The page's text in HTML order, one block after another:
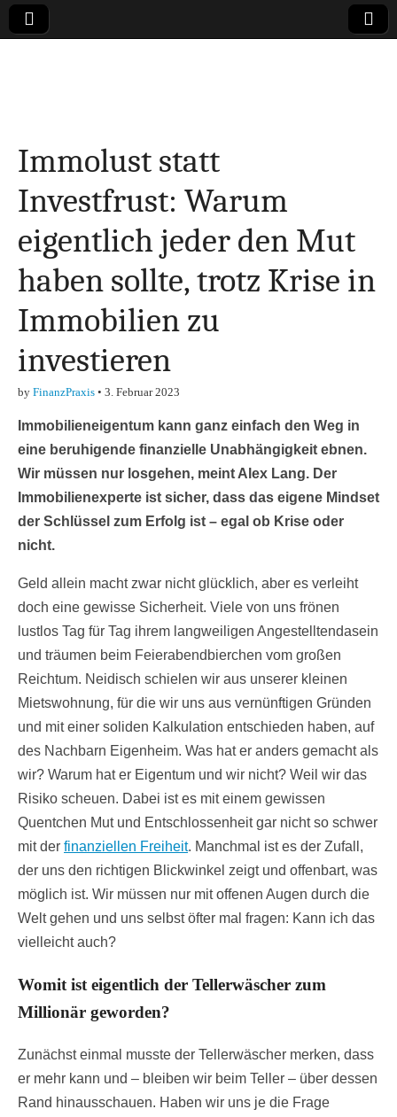
Finanzen,
Marketing-, Vertrieb-
& Investment-Tipps
Immolust statt
Investfrust: Warum
eigentlich jeder den Mut
haben sollte, trotz Krise in
Immobilien zu
investieren
by FinanzPraxis • 3. Februar 2023
Immobilieneigentum kann ganz einfach den Weg in
eine beruhigende finanzielle Unabhängigkeit ebnen.
Wir müssen nur losgehen, meint Alex Lang. Der
Immobilienexperte ist sicher, dass das eigene Mindset
der Schlüssel zum Erfolg ist – egal ob Krise oder
nicht.
Geld allein macht zwar nicht glücklich, aber es verleiht
doch eine gewisse Sicherheit. Viele von uns frönen
lustlos Tag für Tag ihrem langweiligen Angestelltendasein
und träumen beim Feierabendbierchen vom großen
Reichtum. Neidisch schielen wir aus unserer kleinen
Mietswohnung, für die wir uns aus vernünftigen Gründen
und mit einer soliden Kalkulation entschieden haben, auf
des Nachbarn Eigenheim. Was hat er anders gemacht als
wir? Warum hat er Eigentum und wir nicht? Weil wir das
Risiko scheuen. Dabei ist es mit einem gewissen
Quentchen Mut und Entschlossenheit gar nicht so schwer
mit der finanziellen Freiheit. Manchmal ist es der Zufall,
der uns den richtigen Blickwinkel zeigt und offenbart, was
möglich ist. Wir müssen nur mit offenen Augen durch die
Welt gehen und uns selbst öfter mal fragen: Kann ich das
vielleicht auch?
Womit ist eigentlich der Tellerwäscher zum
Millionär geworden?
Zunächst einmal musste der Tellerwäscher merken, dass
er mehr kann und – bleiben wir beim Teller – über dessen
Rand hinausschauen. Haben wir uns je die Frage